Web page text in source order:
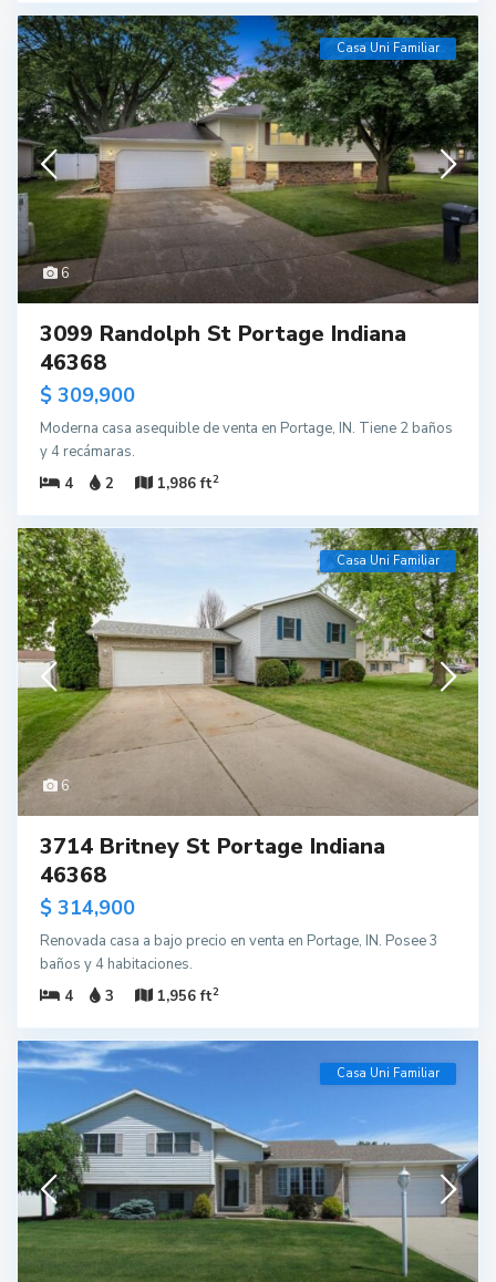
6
Casa Uni Familiar
3099 Randolph St Portage Indiana
46368
$ 309,900
Moderna casa asequible de venta en Portage, IN. Tiene 2 baños
y 4 recámaras.
4
2 1,986 ft2
6
Casa Uni Familiar
3714 Britney St Portage Indiana
46368
$ 314,900
Renovada casa a bajo precio en venta en Portage, IN. Posee 3
baños y 4 habitaciones.
4
3 1,956 ft2
Casa Uni Familiar